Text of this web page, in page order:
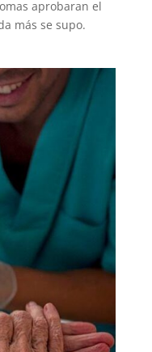
aprobaran el
más se supo.